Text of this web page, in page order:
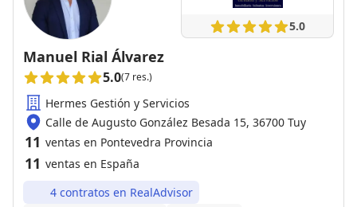
5.0
Manuel Rial Álvarez
5.0(7 res.)
Hermes Gestión y Servicios
Calle de Augusto González Besada 15, 36700 Tuy
11 ventas en Pontevedra Provincia
11 ventas en España
4 contratos en RealAdvisor